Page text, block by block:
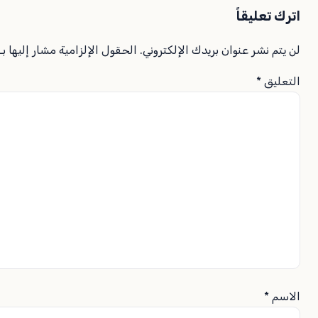
اترك تعليقاً
لن يتم نشر عنوان بريدك الإلكتروني. الحقول الإلزامية مشار إليها
التعليق*
الاسم*